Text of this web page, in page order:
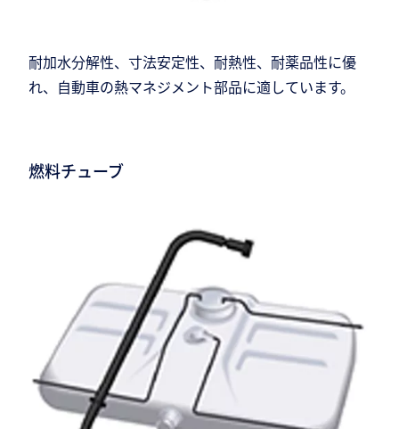
耐加水分解性、寸法安定性、耐熱性、耐薬品性に優
れ、自動車の熱マネジメント部品に適しています。
燃料チューブ